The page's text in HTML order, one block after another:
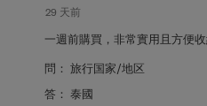
29 天前
一週前購買，非常實用且方便收
問： 旅行国家/地区
答： 泰國